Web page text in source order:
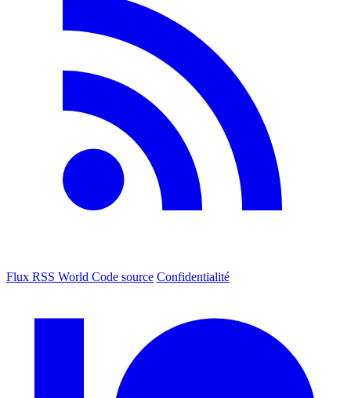
Flux RSS World Code source Confidentialité